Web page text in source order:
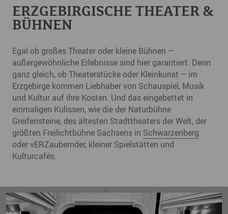
ERZGEBIRGISCHE THEATER &
BÜHNEN
Egal ob großes Theater oder kleine Bühnen –
außergewöhnliche Erlebnisse sind hier garantiert. Denn
ganz gleich, ob Theaterstücke oder Kleinkunst – im
Erzgebirge kommen Liebhaber von Schauspiel, Musik
und Kultur auf ihre Kosten. Und das eingebettet in
einmaligen Kulissen, wie die der Naturbühne
Greifensteine, des ältesten Stadttheaters der Welt, der
größten Freilichtbühne Sachsens in Schwarzenberg
oder vERZaubernder, kleiner Spielstätten und
Kulturcafés.